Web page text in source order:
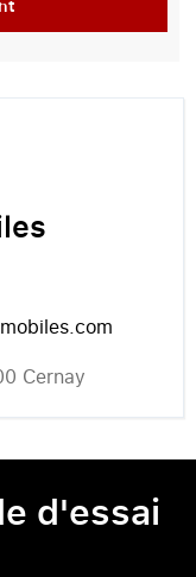
Cernay
d'essai